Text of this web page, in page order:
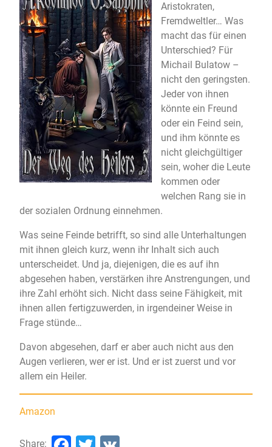
Aristokraten,
Fremdweltler… Was
macht das für einen
Unterschied? Für
Michail Bulatow –
nicht den geringsten.
Jeder von ihnen
könnte ein Freund
oder ein Feind sein,
und ihm könnte es
nicht gleichgültiger
sein, woher die Leute
kommen oder
welchen Rang sie in
der sozialen Ordnung einnehmen.
Was seine Feinde betrifft, so sind alle Unterhaltungen
mit ihnen gleich kurz, wenn ihr Inhalt sich auch
unterscheidet. Und ja, diejenigen, die es auf ihn
abgesehen haben, verstärken ihre Anstrengungen, und
ihre Zahl erhöht sich. Nicht dass seine Fähigkeit, mit
ihnen allen fertigzuwerden, in irgendeiner Weise in
Frage stünde…
Davon abgesehen, darf er aber auch nicht aus den
Augen verlieren, wer er ist. Und er ist zuerst und vor
allem ein Heiler.
Amazon
Share: